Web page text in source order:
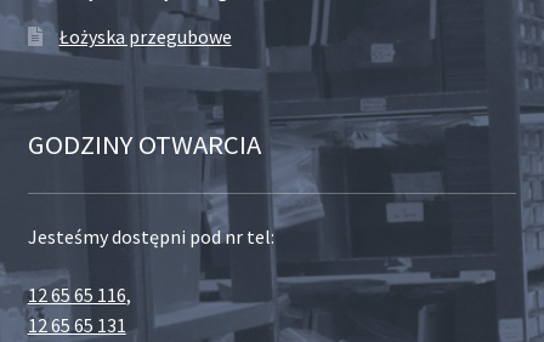
Łożyska przegubowe
GODZINY OTWARCIA
Jesteśmy dostępni pod nr tel:
12 65 65 116,
12 65 65 131